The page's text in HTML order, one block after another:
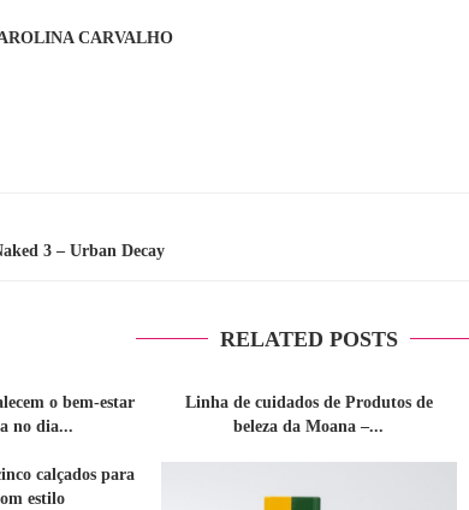
CARVALHO
3 – Urban Decay
RELATED POSTS
o bem-estar
no dia...
Linha de cuidados de Produtos de
beleza da Moana –...
calçados para
estilo